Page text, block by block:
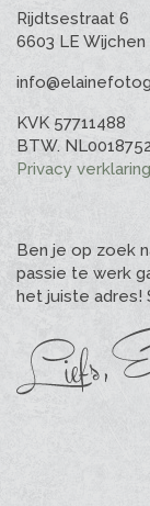
Rijdtsestraat 6
6603 LE Wijchen
KVK 57711488
BTW.
Privacy verklaring
Ben je op zoek
passie te werk
het juiste adres!